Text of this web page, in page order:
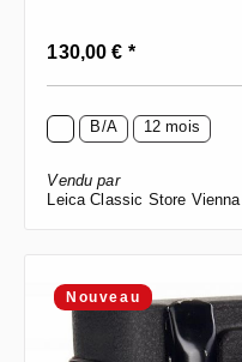
Prix régulier :
130,00 € *
B/A 12 mois
Vendu par
Leica Classic Store Vienna
Nouveau